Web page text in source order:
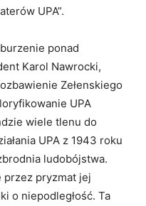
UPA”.
ponad
Karol Nawrocki,
Zełenskiego
UPA
wiele tlenu do
UPA z 1943 roku
ludobójstwa.
przez pryzmat jej
o niepodległość. Ta